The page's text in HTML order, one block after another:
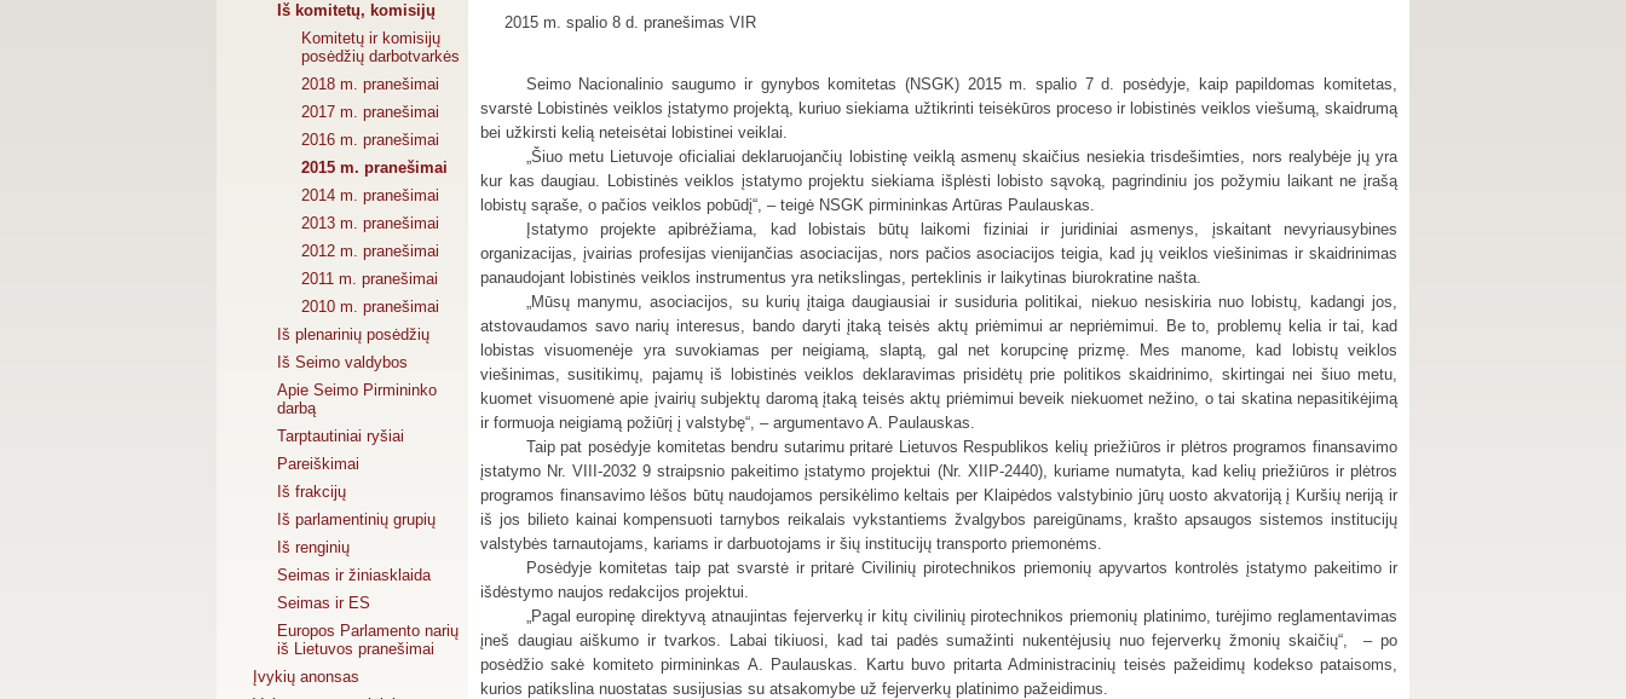
Iš komitetų, komisijų
Komitetų ir komisijų
posėdžių darbotvarkės
2018 m. pranešimai
2017 m. pranešimai
2016 m. pranešimai
2015 m. pranešimai
2014 m. pranešimai
2013 m. pranešimai
2012 m. pranešimai
2011 m. pranešimai
2010 m. pranešimai
Iš plenarinių posėdžių
Iš Seimo valdybos
Apie Seimo Pirmininko
darbą
Tarptautiniai ryšiai
Pareiškimai
Iš frakcijų
Iš parlamentinių grupių
Iš renginių
Seimas ir žiniasklaida
Seimas ir ES
Europos Parlamento narių
iš Lietuvos pranešimai
Įvykių anonsas
2015 m. spalio 8 d. pranešimas VIR
Seimo Nacionalinio saugumo ir gynybos komitetas (NSGK) 2015 m. spalio 7 d. posėdyje, kaip papildomas komitetas,
svarstė Lobistinės veiklos įstatymo projektą, kuriuo siekiama užtikrinti teisėkūros proceso ir lobistinės veiklos viešumą, skaidrumą
bei užkirsti kelią neteisėtai lobistinei veiklai.
„Šiuo metu Lietuvoje oficialiai deklaruojančių lobistinę veiklą asmenų skaičius nesiekia trisdešimties, nors realybėje jų yra
kur kas daugiau. Lobistinės veiklos įstatymo projektu siekiama išplėsti lobisto sąvoką, pagrindiniu jos požymiu laikant ne įrašą
lobistų sąraše, o pačios veiklos pobūdį“, – teigė NSGK pirmininkas Artūras Paulauskas.
Įstatymo projekte apibrėžiama, kad lobistais būtų laikomi fiziniai ir juridiniai asmenys, įskaitant nevyriausybines
organizacijas, įvairias profesijas vienijančias asociacijas, nors pačios asociacijos teigia, kad jų veiklos viešinimas ir skaidrinimas
panaudojant lobistinės veiklos instrumentus yra netikslingas, perteklinis ir laikytinas biurokratine našta.
„Mūsų manymu, asociacijos, su kurių įtaiga daugiausiai ir susiduria politikai, niekuo nesiskiria nuo lobistų, kadangi jos,
atstovaudamos savo narių interesus, bando daryti įtaką teisės aktų priėmimui ar nepriėmimui. Be to, problemų kelia ir tai, kad
lobistas visuomenėje yra suvokiamas per neigiamą, slaptą, gal net korupcinę prizmę. Mes manome, kad lobistų veiklos
viešinimas, susitikimų, pajamų iš lobistinės veiklos deklaravimas prisidėtų prie politikos skaidrinimo, skirtingai nei šiuo metu,
kuomet visuomenė apie įvairių subjektų daromą įtaką teisės aktų priėmimui beveik niekuomet nežino, o tai skatina nepasitikėjimą
ir formuoja neigiamą požiūrį į valstybę“, – argumentavo A. Paulauskas.
Taip pat posėdyje komitetas bendru sutarimu pritarė Lietuvos Respublikos kelių priežiūros ir plėtros programos finansavimo
įstatymo Nr. VIII-2032 9 straipsnio pakeitimo įstatymo projektui (Nr. XIIP-2440), kuriame numatyta, kad kelių priežiūros ir plėtros
programos finansavimo lėšos būtų naudojamos persikėlimo keltais per Klaipėdos valstybinio jūrų uosto akvatoriją į Kuršių neriją ir
iš jos bilieto kainai kompensuoti tarnybos reikalais vykstantiems žvalgybos pareigūnams, krašto apsaugos sistemos institucijų
valstybės tarnautojams, kariams ir darbuotojams ir šių institucijų transporto priemonėms.
Posėdyje komitetas taip pat svarstė ir pritarė Civilinių pirotechnikos priemonių apyvartos kontrolės įstatymo pakeitimo ir
išdėstymo naujos redakcijos projektui.
„Pagal europinę direktyvą atnaujintas fejerverkų ir kitų civilinių pirotechnikos priemonių platinimo, turėjimo reglamentavimas
įneš daugiau aiškumo ir tvarkos. Labai tikiuosi, kad tai padės sumažinti nukentėjusių nuo fejerverkų žmonių skaičių“,
– po
posėdžio sakė komiteto pirmininkas A. Paulauskas. Kartu buvo pritarta Administracinių teisės pažeidimų kodekso pataisoms,
kurios patikslina nuostatas susijusias su atsakomybe už fejerverkų platinimo pažeidimus.